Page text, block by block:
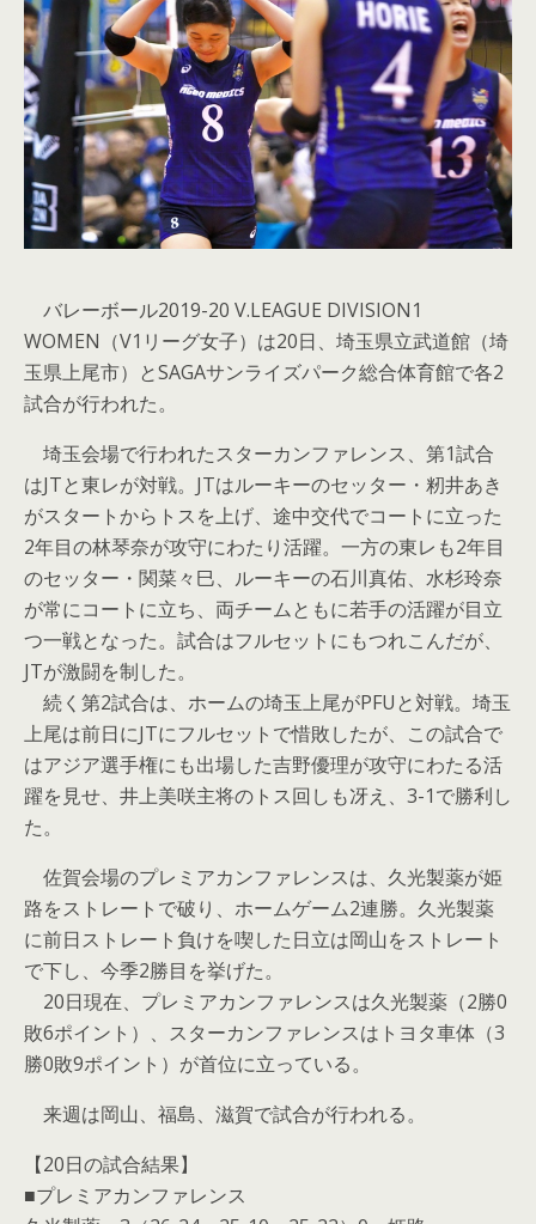
バレーボール2019-20 V.LEAGUE DIVISION1
WOMEN（V1リーグ女子）は20日、埼玉県立武道館（埼
玉県上尾市）とSAGAサンライズパーク総合体育館で各2
試合が行われた。
埼玉会場で行われたスターカンファレンス、第1試合
はJTと東レが対戦。JTはルーキーのセッター・籾井あき
がスタートからトスを上げ、途中交代でコートに立った
2年目の林琴奈が攻守にわたり活躍。一方の東レも2年目
のセッター・関菜々巳、ルーキーの石川真佑、水杉玲奈
が常にコートに立ち、両チームともに若手の活躍が目立
つ一戦となった。試合はフルセットにもつれこんだが、
JTが激闘を制した。
続く第2試合は、ホームの埼玉上尾がPFUと対戦。埼玉
上尾は前日にJTにフルセットで惜敗したが、この試合で
はアジア選手権にも出場した吉野優理が攻守にわたる活
躍を見せ、井上美咲主将のトス回しも冴え、3-1で勝利し
た。
佐賀会場のプレミアカンファレンスは、久光製薬が姫
路をストレートで破り、ホームゲーム2連勝。久光製薬
に前日ストレート負けを喫した日立は岡山をストレート
で下し、今季2勝目を挙げた。
20日現在、プレミアカンファレンスは久光製薬（2勝0
敗6ポイント）、スターカンファレンスはトヨタ車体（3
勝0敗9ポイント）が首位に立っている。
来週は岡山、福島、滋賀で試合が行われる。
【20日の試合結果】
■プレミアカンファレンス